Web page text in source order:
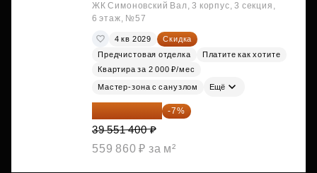
ЖК Симоновский Вал, 3 корпус, 3 секция,
6 этаж, №57
4 кв 2029
Скидка
Предчистовая отделка
Платите как хотите
Квартира за 2 000 ₽/мес
Мастер-зона с санузлом Ещё
36 782 802 ₽ -7%
39 551 400 ₽
559 860 ₽ за м²